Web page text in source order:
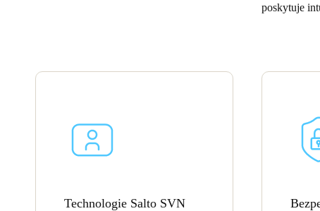
Czech Republic
English
poskytuje
Technologie Salto SVN